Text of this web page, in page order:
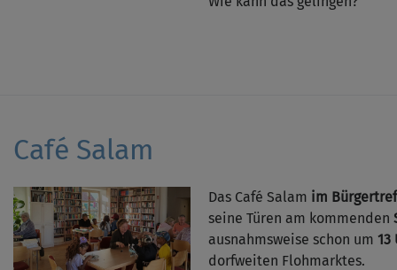
Café Salam
Das Café Salam im
seine Türen am kommenden
ausnahmsweise schon um 13
dorfweiten Flohmarktes.